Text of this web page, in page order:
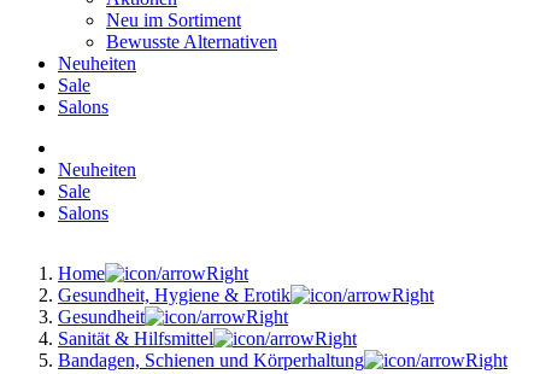
Neu im Sortiment
Bewusste Alternativen
Neuheiten
Sale
Salons
Neuheiten
Sale
Salons
Home
Gesundheit, Hygiene & Erotik
Gesundheit
Sanität & Hilfsmittel
Bandagen, Schienen und Körperhaltung